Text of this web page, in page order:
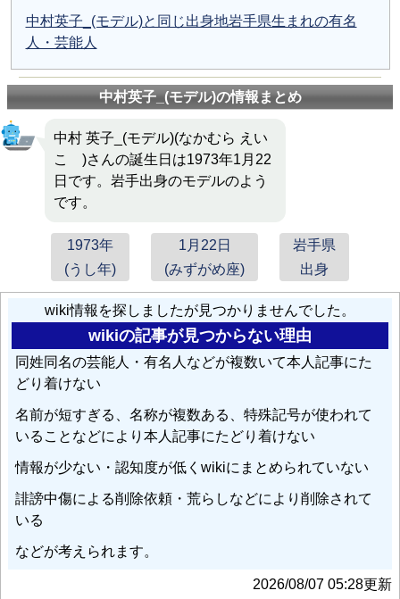
中村英子_(モデル)と同じ出身地岩手県生まれの有名
人・芸能人
中村英子_(モデル)の情報まとめ
中村 英子_(モデル)(なかむら えい
こ )さんの誕生日は1973年1月22
日です。岩手出身のモデルのよう
です。
1973年
(うし年)
1月22日
(みずがめ座)
岩手県
出身
wiki情報を探しましたが見つかりませんでした。
wikiの記事が見つからない理由
同姓同名の芸能人・有名人などが複数いて本人記事にた
どり着けない
名前が短すぎる、名称が複数ある、特殊記号が使われて
いることなどにより本人記事にたどり着けない
情報が少ない・認知度が低くwikiにまとめられていない
誹謗中傷による削除依頼・荒らしなどにより削除されて
いる
などが考えられます。
2026/08/07 05:28更新